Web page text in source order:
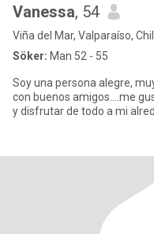
Vanessa, 54
Viña del Mar, Valparaíso,
Söker: Man 52 - 55
Soy una persona alegre,
con buenos amigos....me
y disfrutar de todo a mi